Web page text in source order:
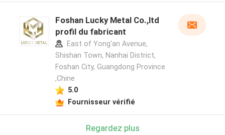
Foshan Lucky Metal Co.,ltd
profil du fabricant
East of Yong'an Avenue,
Shishan Town, Nanhai District,
Foshan City, Guangdong Province
,Chine
5.0
Fournisseur vérifié
Regardez plus